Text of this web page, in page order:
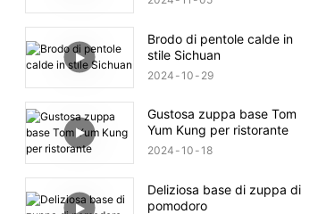
Brodo di pentole calde in
stile Sichuan
2024 10 29
Gustosa zuppa base Tom
Yum Kung per ristorante
2024 10 18
Deliziosa base di zuppa di
pomodoro